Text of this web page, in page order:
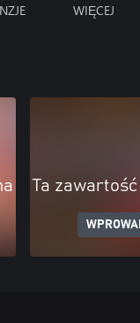
WIĘCEJ
Ta